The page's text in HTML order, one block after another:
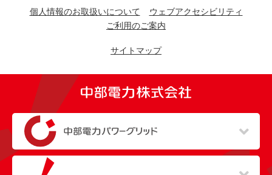
個人情報のお取扱いについて
ウェブアクセシビリティ
ご利用のご案内
サイトマップ
（新しいウィンドウを開きます）